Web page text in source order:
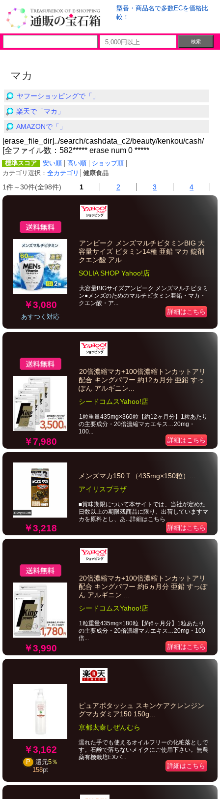
型番・商品名で多数ECを価格比
較！
マカ
ヤフーショッピングで「」
楽天で「マカ」
AMAZONで「」
[erase_file_dir]../search/cashdata_c2/beauty/kenkou/cash/
[全ファイル数：582***** erase num 0 *****
標準スコア 安い順 高い順
ショップ順
カテゴリ選択： 全カテゴリ 健康食品
1件～30件(全98件) 1 2 3 4
￥3,080
あすつく対応
アンビーク メンズマルチビタミンBIG 大
容量サイズ ビタミン14種 亜鉛 マカ 錠剤
クエン酸 アル...
SOLIA SHOP Yahoo!店
大容量BIGサイズアンビーク メンズマルチビタミ
ン●メンズのためのマルチビタミン亜鉛・マカ・
クエン酸・ア...
詳細はこちら
￥7,980
20倍濃縮マカ+100倍濃縮トンカットアリ
配合 キングパワー 約12ヵ月分 亜鉛 すっ
ぽん アルギニン...
シードコムスYahoo!店
1粒重量435mg×360粒【約12ヶ月分】1粒あたり
の主要成分・20倍濃縮マカエキス…20mg・
100...
詳細はこちら
￥3,218
メンズマカ150Ｔ（435mg×150粒）...
アイリスプラザ
■賞味期限について本サイトでは、当社が定めた
日数以上の期限残商品に限り、出荷していますマ
カを原料とし、あ...詳細はこちら
詳細はこちら
￥3,990
20倍濃縮マカ+100倍濃縮トンカットアリ
配合 キングパワー 約6ヵ月分 亜鉛 すっぽ
ん アルギニン ...
シードコムスYahoo!店
1粒重量435mg×180粒【約6ヶ月分】1粒あたり
の主要成分・20倍濃縮マカエキス…20mg・100
倍...
詳細はこちら
￥3,162
P 還元5％
158pt
ピュアポタッシュ スキンケアクレンジン
グマカダミア150 150g...
京都太秦しぜんむら
濡れた手でも使えるオイルフリーの化粧落としで
す。石鹸で落ちないメイクにご使用下さい。無農
薬有機栽培EXバ...
詳細はこちら